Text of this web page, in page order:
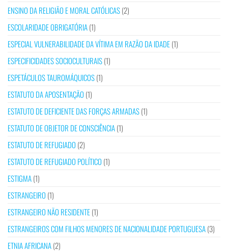
ENSINO DA RELIGIÃO E MORAL CATÓLICAS(2)
ESCOLARIDADE OBRIGATÓRIA(1)
ESPECIAL VULNERABILIDADE DA VÍTIMA EM RAZÃO DA IDADE(1)
ESPECIFICIDADES SOCIOCULTURAIS(1)
ESPETÁCULOS TAUROMÁQUICOS(1)
ESTATUTO DA APOSENTAÇÃO (1)
ESTATUTO DE DEFICIENTE DAS FORÇAS ARMADAS(1)
ESTATUTO DE OBJETOR DE CONSCIÊNCIA(1)
ESTATUTO DE REFUGIADO (2)
ESTATUTO DE REFUGIADO POLÍTICO (1)
ESTIGMA(1)
ESTRANGEIRO (1)
ESTRANGEIRO NÃO RESIDENTE(1)
ESTRANGEIROS COM FILHOS MENORES DE NACIONALIDADE PORTUGUESA(3)
ETNIA AFRICANA(2)